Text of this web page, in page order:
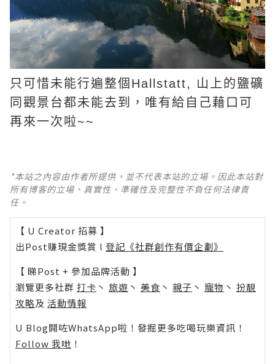
只可惜未能行遍整個Hallstatt, 山上的鹽礦
同觀景台都未能去到，唯有給自己藉口可
再來一次啦~~
*本站之內容由作者所提供，並不代表本站的立場。因此本站對
所有博客的立場、真實性、準確性及完整性不負任何法律責
任。
【 U Creator 招募 】
出Post賺現金獎賞 l 登記《社群創作有價企劃》
【 睇Post + 參加品牌活動 】
瀏覽更多社群 打卡 丶 旅遊 丶 美食 丶 親子 丶 寵物 丶 扮靚
攻略及 活動情報
U Blog開咗WhatsApp啦！發掘更多吃喝玩樂資訊！
Follow 我哋 ！